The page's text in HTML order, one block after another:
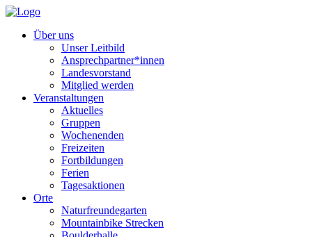
Über uns
Unser Leitbild
Ansprechpartner*innen
Landesvorstand
Mitglied werden
Veranstaltungen
Aktuelles
Gruppen
Wochenenden
Freizeiten
Fortbildungen
Ferien
Tagesaktionen
Orte
Naturfreundegarten
Mountainbike Strecken